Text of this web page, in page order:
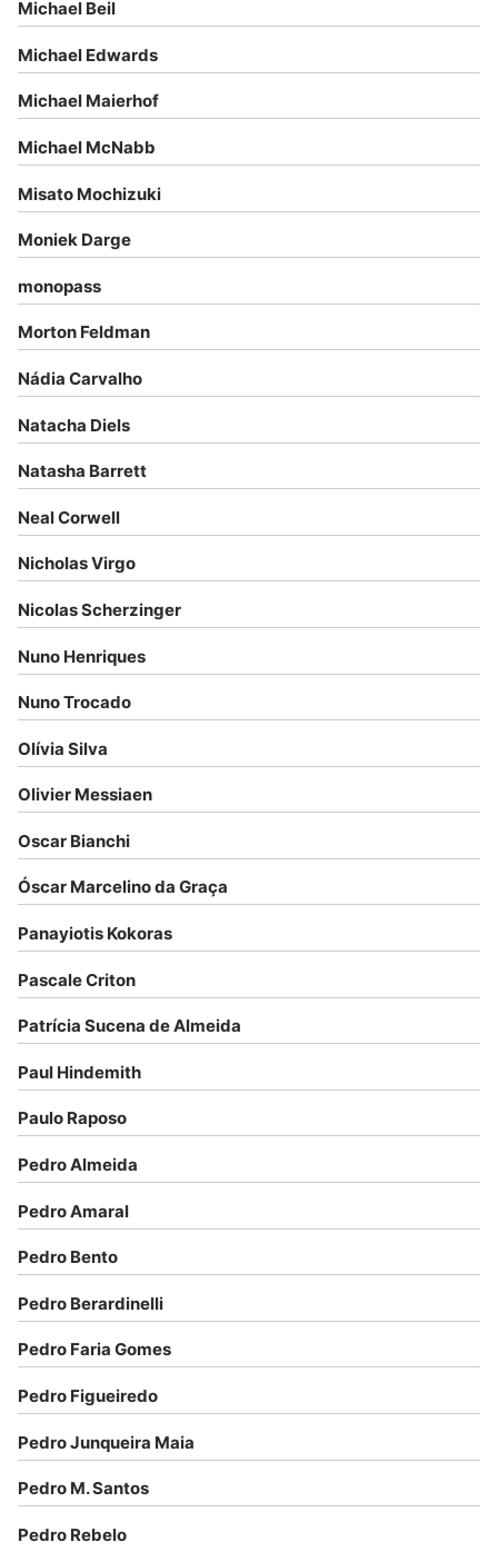
Michael Beil
Michael Edwards
Michael Maierhof
Michael McNabb
Misato Mochizuki
Moniek Darge
monopass
Morton Feldman
Nádia Carvalho
Natacha Diels
Natasha Barrett
Neal Corwell
Nicholas Virgo
Nicolas Scherzinger
Nuno Henriques
Nuno Trocado
Olívia Silva
Olivier Messiaen
Oscar Bianchi
Óscar Marcelino da Graça
Panayiotis Kokoras
Pascale Criton
Patrícia Sucena de Almeida
Paul Hindemith
Paulo Raposo
Pedro Almeida
Pedro Amaral
Pedro Bento
Pedro Berardinelli
Pedro Faria Gomes
Pedro Figueiredo
Pedro Junqueira Maia
Pedro M. Santos
Pedro Rebelo